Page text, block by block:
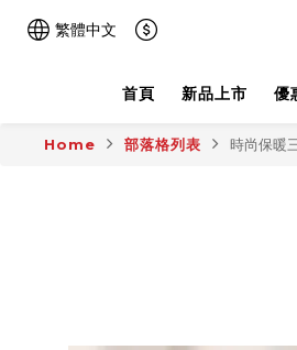
繁體中文
首頁 新品上市 優
Home 部落格列表 時尚保暖